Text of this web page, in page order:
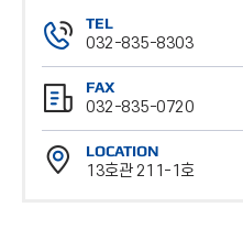
TEL
032-835-8303
전
화
번
호
FAX
032-835-0720
팩
스
번
LOCATION
13호관 211-1호